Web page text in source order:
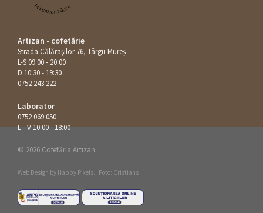
Restaurant Guru
Artizan - cofetărie
Strada Călăraşilor 76, Târgu Mureș
L-S 09:00 - 20:00
D 10:30 - 19:30
0752 243 222
Laborator
0752 069 050
L - V 10:00 - 18:00
© 2026 Cofetăria Artizan.
Web Design by Happy Pixels. Foto: Cristians